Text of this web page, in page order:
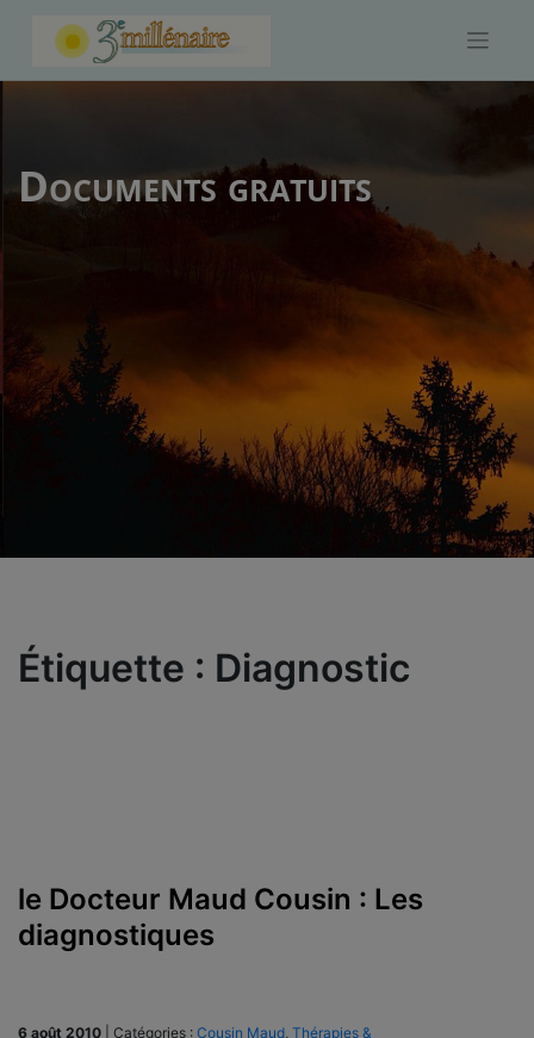
Documents gratuits
Étiquette : Diagnostic
le Docteur Maud Cousin : Les
diagnostiques
6 août 2010 Catégories : Cousin Maud Thérapies &